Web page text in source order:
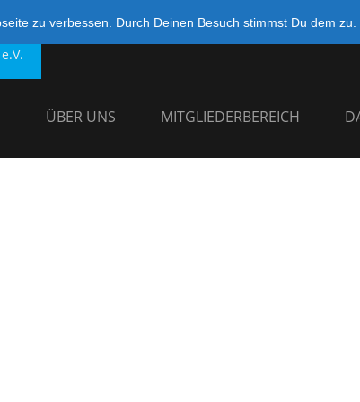
zu verbessen. Durch Deinen Besuch stimmst Du dem zu.
ÜBER UNS MITGLIEDERBEREICH